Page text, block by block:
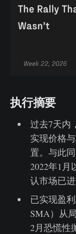
执行摘要
过去7天内
实现价格
置。与此
2022年1月
认市场已
已实现盈
SMA）从
2月恐慌性